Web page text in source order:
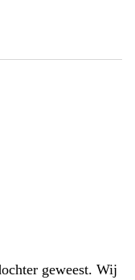
geweest. Wij